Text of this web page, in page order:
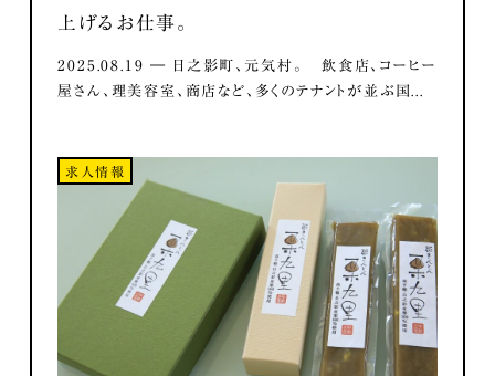
上げるお仕事。
2025.08.19 ― 日之影町、元気村。 飲食店、コーヒー
屋さん、理美容室、商店など、多くのテナントが並ぶ国...
求人情報